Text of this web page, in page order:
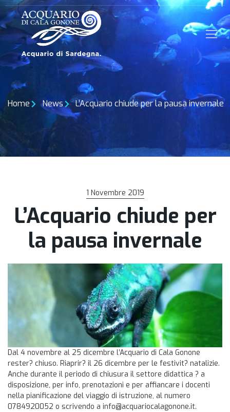
Home News L’Acquario chiude per la pausa invernale
1 Novembre 2019
L’Acquario chiude per
la pausa invernale
Dal 4 novembre al 25 dicembre l’Acquario di Cala Gonone
rester? chiuso. Riaprir? il 26 dicembre per le festivit? natalizie.
Anche durante il periodo di chiusura il settore didattica ? a
disposizione, per info, prenotazioni e per affiancare i docenti
nella pianificazione del viaggio di istruzione, al numero
0784920052 o scrivendo a info@acquariocalagonone.it.